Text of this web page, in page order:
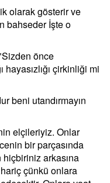
olarak gösterir ve
bahseder İşte o
önce
çirkinliği mi
beni utandırmayın
elçileriyiz. Onlar
bir parçasında
hiçbiriniz arkasına
çünkü onlara